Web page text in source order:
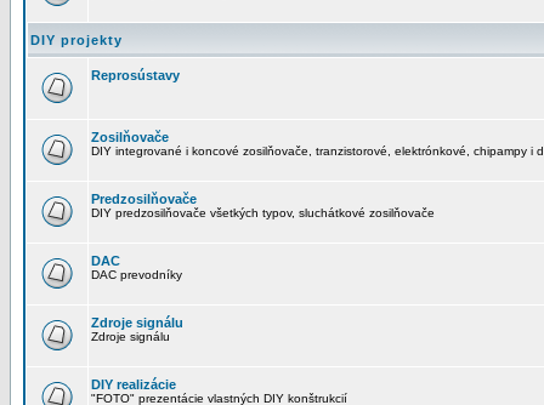
DIY projekty
Reprosústavy
Zosilňovače
DIY integrované i koncové zosilňovače, tranzistorové, elektrónkové, chipampy i
Predzosilňovače
DIY predzosilňovače všetkých typov, sluchátkové zosilňovače
DAC
DAC prevodníky
Zdroje signálu
Zdroje signálu
DIY realizácie
"FOTO" prezentácie vlastných DIY konštrukcií